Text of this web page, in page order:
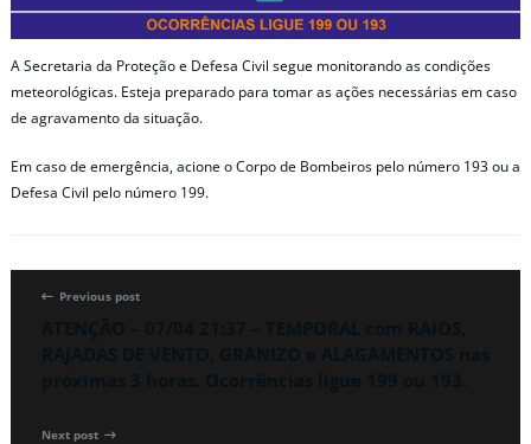
A Secretaria da Proteção e Defesa Civil segue monitorando as condições
meteorológicas. Esteja preparado para tomar as ações necessárias em caso
de agravamento da situação.
Em caso de emergência, acione o Corpo de Bombeiros pelo número 193 ou a
Defesa Civil pelo número 199.
Previous post
Next post